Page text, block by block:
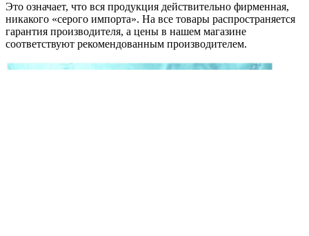
Это означает, что вся продукция действительно фирменная,
никакого «серого импорта». На все товары распространяется
гарантия производителя, а цены в нашем магазине
соответствуют рекомендованным производителем.